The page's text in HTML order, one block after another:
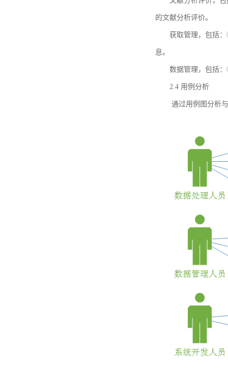
的文献分析评价。
获取管理，包括
息。
数据管理，包括
2.4 用例分析
通过用例图分析